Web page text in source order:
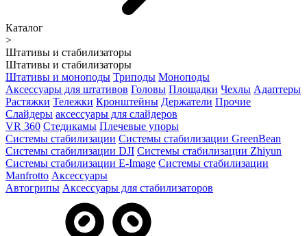
Каталог
>
Штативы и стабилизаторы
Штативы и стабилизаторы
Штативы и моноподы Триподы Моноподы
Аксессуары для штативов Головы Площадки Чехлы Адаптеры
Растяжки Тележки Кронштейны Держатели Прочие
Слайдеры аксессуары для слайдеров
VR 360 Стедикамы Плечевые упоры
Системы стабилизации Системы стабилизации GreenBean
Системы стабилизации DJI Системы стабилизации Zhiyun
Системы стабилизации E-Image Системы стабилизации
Manfrotto Аксессуары
Автогрипы Аксессуары для стабилизаторов